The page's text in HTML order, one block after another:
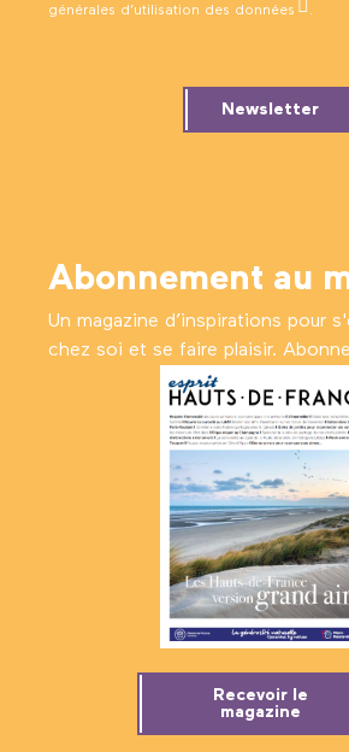
générales d’utilisation des données .
Newsletter
Abonnement au
Un magazine d’inspirations pour
chez soi et se faire plaisir.
Recevoir le
magazine